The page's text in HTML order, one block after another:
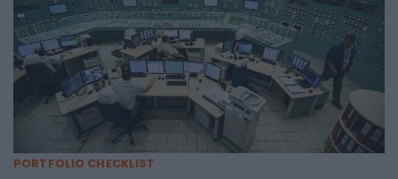
PORTFOLIO CHECKLIST